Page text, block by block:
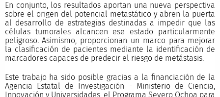
En conjunto, los resultados aportan una nueva perspectiva
sobre el origen del potencial metastático y abren la puerta
al desarrollo de estrategias destinadas a impedir que las
células tumorales alcancen ese estado particularmente
peligroso. Asimismo, proporcionan un marco para mejorar
la clasificación de pacientes mediante la identificación de
marcadores capaces de predecir el riesgo de metástasis.
Este trabajo ha sido posible gracias a la financiación de la
Agencia Estatal de Investigación - Ministerio de Ciencia,
Innovación y Universidades, el Programa Severo Ochoa para